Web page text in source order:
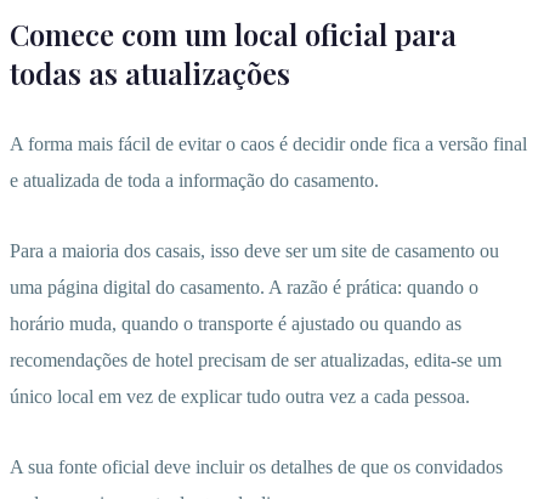
Comece com um local oficial para
todas as atualizações
A forma mais fácil de evitar o caos é decidir onde fica a versão final
e atualizada de toda a informação do casamento.
Para a maioria dos casais, isso deve ser um site de casamento ou
uma página digital do casamento. A razão é prática: quando o
horário muda, quando o transporte é ajustado ou quando as
recomendações de hotel precisam de ser atualizadas, edita-se um
único local em vez de explicar tudo outra vez a cada pessoa.
A sua fonte oficial deve incluir os detalhes de que os convidados